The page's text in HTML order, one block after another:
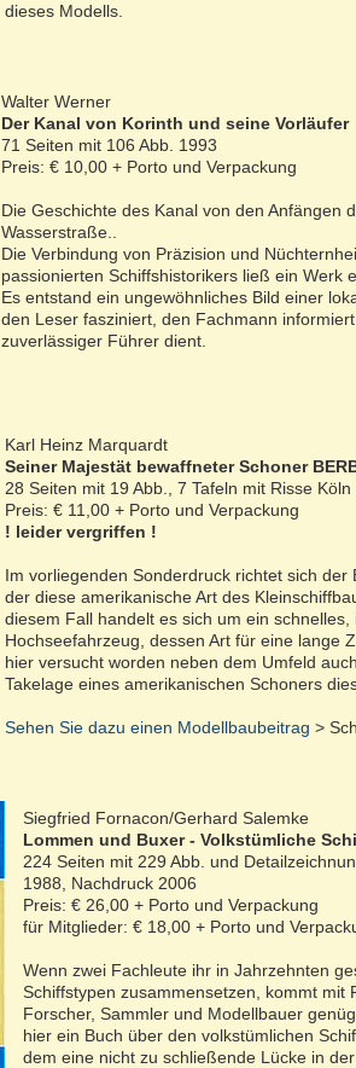
dieses Modells.
Walter Werner
Der Kanal von Korinth und seine Vorläufer
71 Seiten mit 106 Abb. 1993
Preis: € 10,00 + Porto und Verpackung
Die Geschichte des Kanal von den Anfängen
Wasserstraße..
Die Verbindung von Präzision und
passionierten Schiffshistorikers ließ ein Werk
Es entstand ein ungewöhnliches Bild einer
den Leser fasziniert, den Fachmann
zuverlässiger Führer dient.
Karl Heinz Marquardt
Seiner Majestät bewaffneter Schoner
28 Seiten mit 19 Abb., 7 Tafeln mit Risse Köln
Preis: € 11,00 + Porto und Verpackung
! leider vergriffen !
Im vorliegenden Sonderdruck richtet sich
der diese amerikanische Art des
diesem Fall handelt es sich um ein
Hochseefahrzeug, dessen Art für eine lange
hier versucht worden neben dem Umfeld
Takelage eines amerikanischen Schoners
Sehen Sie dazu einen Modellbaubeitrag >
Siegfried Fornacon/Gerhard Salemke
Lommen und Buxer - Volkstümliche
224 Seiten mit 229 Abb. und
1988, Nachdruck 2006
Preis: € 26,00 + Porto und Verpackung
für Mitglieder: € 18,00 + Porto und
Wenn zwei Fachleute ihr in Jahrzehnten
Schiffstypen zusammensetzen, kommt mit
Forscher, Sammler und Modellbauer
hier ein Buch über den volkstümlichen
dem eine nicht zu schließende Lücke in